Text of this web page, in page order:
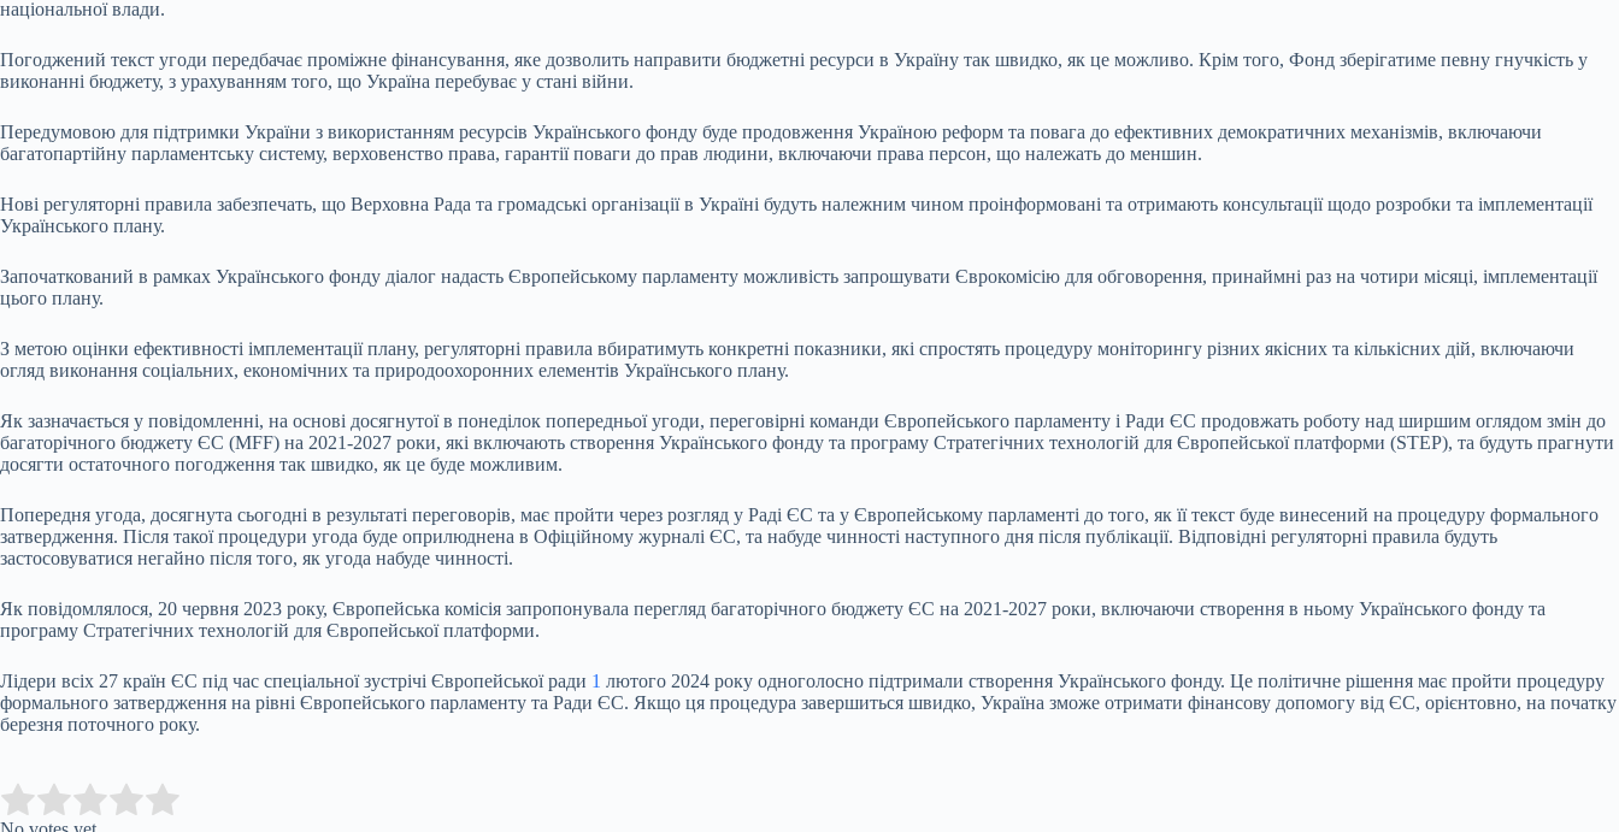
національної влади.
Погоджений текст угоди передбачає проміжне фінансування, яке дозволить направити бюджетні ресурси в Україну так швидко, як це можливо. Крім того, Фонд зберігатиме певну гнучкість у
виконанні бюджету, з урахуванням того, що Україна перебуває у стані війни.
Передумовою для підтримки України з використанням ресурсів Українського фонду буде продовження Україною реформ та повага до ефективних демократичних механізмів, включаючи
багатопартійну парламентську систему, верховенство права, гарантії поваги до прав людини, включаючи права персон, що належать до меншин.
Нові регуляторні правила забезпечать, що Верховна Рада та громадські організації в Україні будуть належним чином проінформовані та отримають консультації щодо розробки та імплементації
Українського плану.
Започаткований в рамках Українського фонду діалог надасть Європейському парламенту можливість запрошувати Єврокомісію для обговорення, принаймні раз на чотири місяці, імплементації
цього плану.
З метою оцінки ефективності імплементації плану, регуляторні правила вбиратимуть конкретні показники, які спростять процедуру моніторингу різних якісних та кількісних дій, включаючи
огляд виконання соціальних, економічних та природоохоронних елементів Українського плану.
Як зазначається у повідомленні, на основі досягнутої в понеділок попередньої угоди, переговірні команди Європейського парламенту і Ради ЄС продовжать роботу над ширшим оглядом змін до
багаторічного бюджету ЄС (MFF) на 2021-2027 роки, які включають створення Українського фонду та програму Стратегічних технологій для Європейської платформи (STEP), та будуть прагнути
досягти остаточного погодження так швидко, як це буде можливим.
Попередня угода, досягнута сьогодні в результаті переговорів, має пройти через розгляд у Раді ЄС та у Європейському парламенті до того, як її текст буде винесений на процедуру формального
затвердження. Після такої процедури угода буде оприлюднена в Офіційному журналі ЄС, та набуде чинності наступного дня після публікації. Відповідні регуляторні правила будуть
застосовуватися негайно після того, як угода набуде чинності.
Як повідомлялося, 20 червня 2023 року, Європейська комісія запропонувала перегляд багаторічного бюджету ЄС на 2021-2027 роки, включаючи створення в ньому Українського фонду та
програму Стратегічних технологій для Європейської платформи.
Лідери всіх 27 країн ЄС під час спеціальної зустрічі Європейської ради 1 лютого 2024 року одноголосно підтримали створення Українського фонду. Це політичне рішення має пройти процедуру
формального затвердження на рівні Європейського парламенту та Ради ЄС. Якщо ця процедура завершиться швидко, Україна зможе отримати фінансову допомогу від ЄС, орієнтовно, на початку
березня поточного року.
Rate this item: